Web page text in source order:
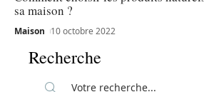
sa maison ?
Maison 10 octobre 2022
Recherche